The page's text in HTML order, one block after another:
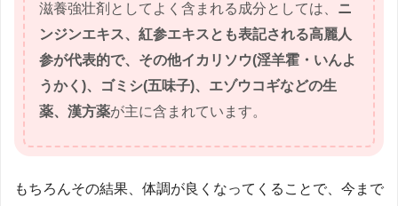
滋養強壮剤としてよく含まれる成分としては、 ニ
ンジンエキス、紅参エキスとも表記される高麗人
参が代表的で、その他イカリソウ(淫羊霍・いんよ
うかく)、ゴミシ(五味子)、エゾウコギなどの生
薬、漢方薬が主に含まれています。
もちろんその結果、体調が良くなってくることで、今まで